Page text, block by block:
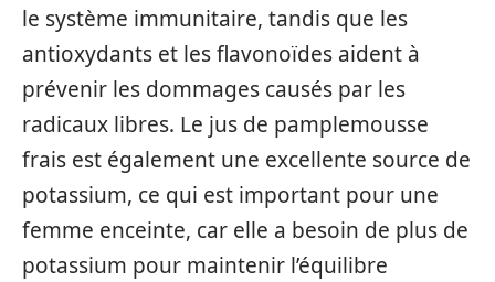
le système immunitaire, tandis que les
antioxydants et les flavonoïdes aident à
prévenir les dommages causés par les
radicaux libres. Le jus de pamplemousse
frais est également une excellente source de
potassium, ce qui est important pour une
femme enceinte, car elle a besoin de plus de
potassium pour maintenir l’équilibre